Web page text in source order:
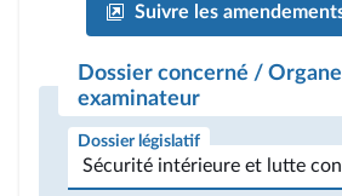
Suivre les
Dossier concerné / Organe
examinateur
Dossier législatif